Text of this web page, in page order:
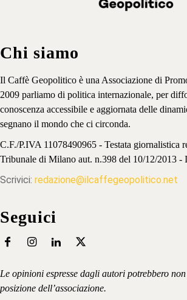
Chi siamo
Il Caffè Geopolitico è una Associazione di
2009 parliamo di politica internazionale, per
conoscenza accessibile e aggiornata delle
segnano il mondo che ci circonda.
C.F./P.IVA 11078490965 - Testata giornalistica
Tribunale di Milano aut. n.398 del 10/12/2013 -
Scrivici: redazione@ilcaffegeopolitico.net
Seguici
Le opinioni espresse dagli autori potrebbero
posizione dell’associazione.